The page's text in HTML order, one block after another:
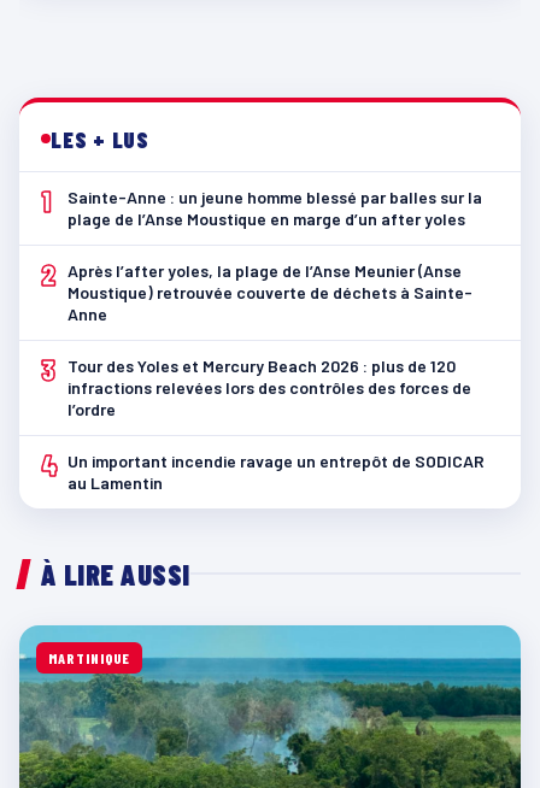
LES + LUS
1
Sainte-Anne : un jeune homme blessé par balles sur la
plage de l’Anse Moustique en marge d’un after yoles
2 Après l’after yoles, la plage de l’Anse Meunier (Anse
Moustique) retrouvée couverte de déchets à Sainte-
Anne
3
Tour des Yoles et Mercury Beach 2026 : plus de 120
infractions relevées lors des contrôles des forces de
l’ordre
4 Un important incendie ravage un entrepôt de SODICAR
au Lamentin
À LIRE AUSSI
MARTINIQUE